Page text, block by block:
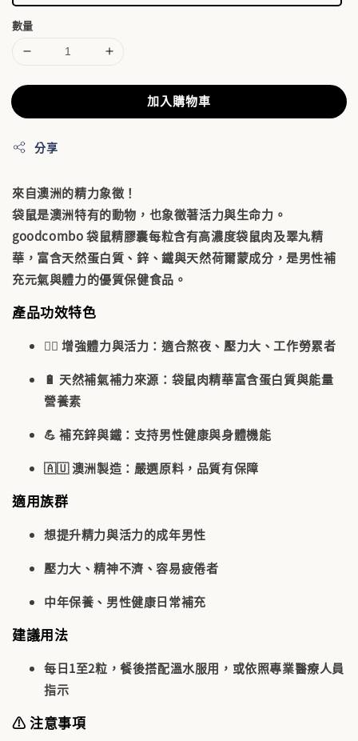
數量
加入購物車
分享
來自澳洲的精力象徵！
袋鼠是澳洲特有的動物，也象徵著活力與生命力 。
goodcombo 袋鼠精膠囊每粒含有高濃度袋鼠肉及睪丸精
華，富含天然蛋白質、鋅、鐵與天然荷爾蒙成分 ，是男性補
充元氣與體力的優質保健食品。
產品功效特色
🏋️‍♂️增強體力與活力 ：適合熬夜、壓力大、工作勞累者
🔋 天然補氣補力來源 ：袋鼠肉精華富含蛋白質與能量
營養素
💪補充鋅與鐵 ：支持男性健康與身體機能
🇦🇺澳洲製造 ：嚴選原料，品質有保障
適用族群
想提升精力與活力的成年男性
壓力大、精神不濟、容易疲倦者
中年保養、男性健康日常補充
建議用法
每日1至2粒 ，餐後搭配溫水服用，或依照專業醫療人員
指示
⚠️ 注意事項